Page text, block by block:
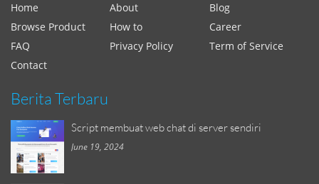
Home About
Blog
Browse Product
How to
Career
FAQ
Privacy Policy
Term of Service
Contact
Berita Terbaru
Script membuat web chat di server sendiri
June 19, 2024